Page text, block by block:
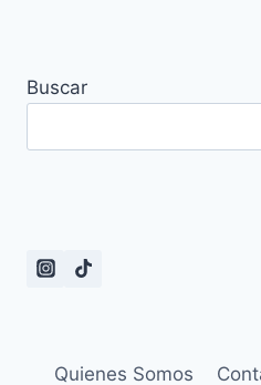
Buscar
Quienes Somos